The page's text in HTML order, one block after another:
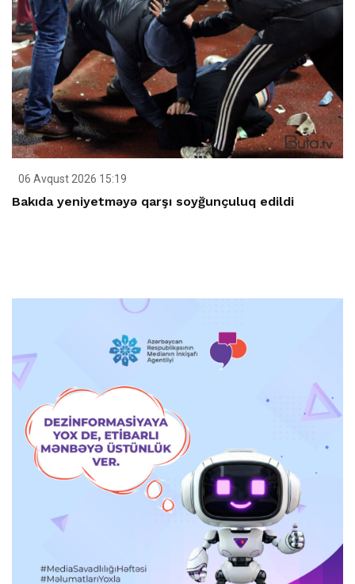
06 Avqust 2026 15:19
Bakıda yeniyetməyə qarşı soyğunçuluq edildi